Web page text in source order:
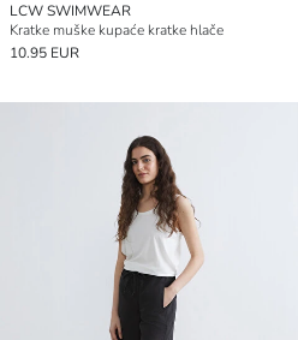
LCW SWIMWEAR
Kratke muške kupaće kratke hlače
10.95 EUR